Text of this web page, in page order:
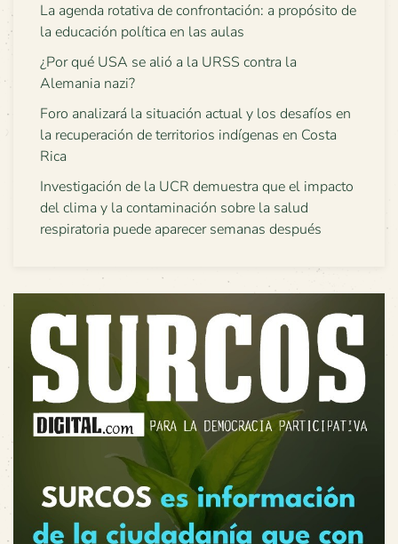
La agenda rotativa de confrontación: a propósito de
la educación política en las aulas
¿Por qué USA se alió a la URSS contra la
Alemania nazi?
Foro analizará la situación actual y los desafíos en
la recuperación de territorios indígenas en Costa
Rica
Investigación de la UCR demuestra que el impacto
del clima y la contaminación sobre la salud
respiratoria puede aparecer semanas después